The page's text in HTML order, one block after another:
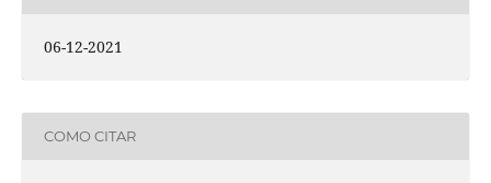
06-12-2021
COMO CITAR